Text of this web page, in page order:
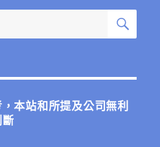
特
三
Rapidus
未
搜
本站和所提及公司無利
斷